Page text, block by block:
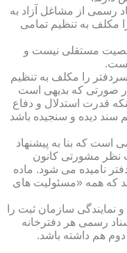
رسمی از مشاغل آزاد به
مکلف به تنظیم تمامی
مستقلی نیست و
سردفتر را مکلف به تنظیم
صورتی که بدیهی است
قدرت استدلال و دفاع
سند دیده و سنجیده باشد
است که بنا به پیشنهاد
نظر مشورتی کانون
نامیده می شود. ماده
که همه «مسئولیت های
نمایندگی سازمان ثبت را
قانون دفاتر اسناد رسمی هر دفترخانه
دوم هم داشته باشد.